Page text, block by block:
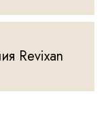
Revixan